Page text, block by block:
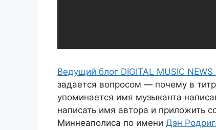
Ведущий блог DIGITAL MUSIC
задается вопросом — почему в
упоминается имя музыканта
написать имя автора и приложить
Миннеаполиса по имени Дэн